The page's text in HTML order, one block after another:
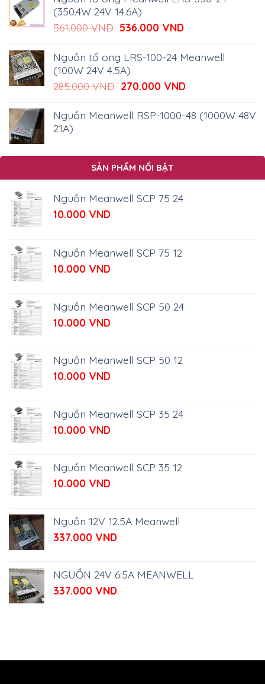
(350.4W 24V 14.6A)
561.000VND Giá
là:
561.000 VND.
536.000 VND
tại
536.000 VND.
Nguồn tổ ong LRS-100-24 Meanwell
(100W 24V 4.5A)
285.000VND Giá
là:
270.000 VND
tại
Nguồn Meanwell RSP-1000-48 (1000W 48V
21A)
SẢN PHẨM NỔI BẬT
Nguồn Meanwell SCP 75 24
10.000 VND
Nguồn Meanwell SCP 75 12
10.000 VND
Nguồn Meanwell SCP 50 24
10.000 VND
Nguồn Meanwell SCP 50 12
10.000 VND
Nguồn Meanwell SCP 35 24
10.000 VND
Nguồn Meanwell SCP 35 12
10.000 VND
Nguồn 12V 12.5A Meanwell
337.000 VND
NGUỒN 24V 6.5A MEANWELL
337.000 VND